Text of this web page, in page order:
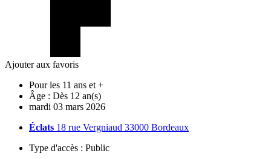
Ajouter aux favoris
Pour les 11 ans et +
Âge : Dès 12 an(s)
mardi 03 mars 2026
Éclats 18 rue Vergniaud 33000 Bordeaux
Type d'accès : Public